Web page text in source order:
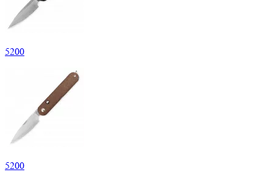
5200
5200